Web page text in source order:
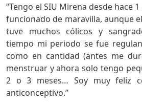
“Tengo el SIU Mirena desde hace
funcionado de maravilla, aunque
tuve muchos cólicos y
tiempo mi periodo se fue
como en cantidad (antes me
menstruar y ahora solo tengo
2 o 3 meses… Soy muy feliz
anticonceptivo.”